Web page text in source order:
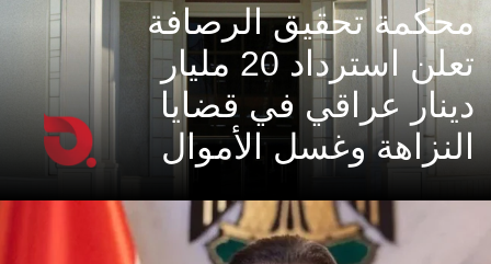
محكمة تحقيق الرصافة
تعلن استرداد 20 مليار
دينار عراقي في قضايا
النزاهة وغسل الأموال